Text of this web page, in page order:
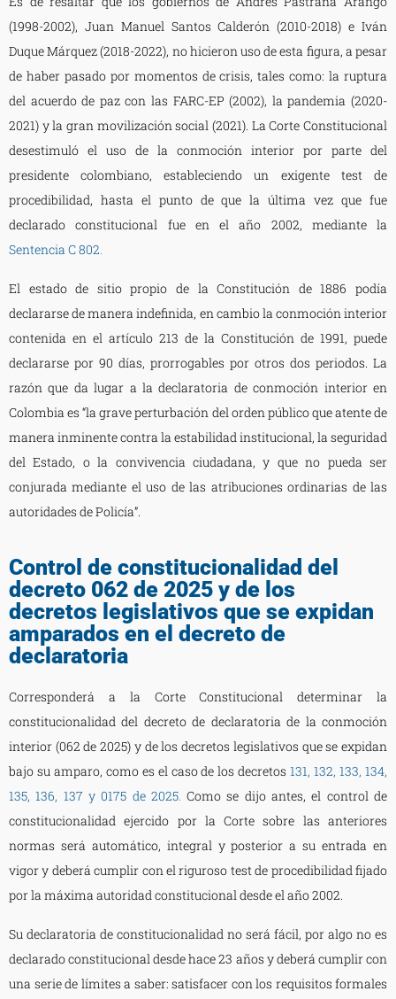
(1998-2002), Juan Manuel Santos Calderón (2010-2018) e Iván
Duque Márquez (2018-2022), no hicieron uso de esta figura, a pesar
de haber pasado por momentos de crisis, tales como: la ruptura
del acuerdo de paz con las FARC-EP (2002), la pandemia (2020-
2021) y la gran movilización social (2021). La Corte Constitucional
desestimuló el uso de la conmoción interior por parte del
presidente colombiano, estableciendo un exigente test de
procedibilidad, hasta el punto de que la última vez que fue
declarado constitucional fue en el año 2002, mediante la
Sentencia C 802.
El estado de sitio propio de la Constitución de 1886 podía
declararse de manera indefinida, en cambio la conmoción interior
contenida en el artículo 213 de la Constitución de 1991, puede
declararse por 90 días, prorrogables por otros dos periodos. La
razón que da lugar a la declaratoria de conmoción interior en
Colombia es “la grave perturbación del orden público que atente de
manera inminente contra la estabilidad institucional, la seguridad
del Estado, o la convivencia ciudadana, y que no pueda ser
conjurada mediante el uso de las atribuciones ordinarias de las
autoridades de Policía”.
Control de constitucionalidad del
decreto 062 de 2025 y de los
decretos legislativos que se expidan
amparados en el decreto de
declaratoria
Corresponderá a la Corte Constitucional determinar la
constitucionalidad del decreto de declaratoria de la conmoción
interior (062 de 2025) y de los decretos legislativos que se expidan
bajo su amparo, como es el caso de los decretos 131, 132, 133, 134,
135, 136, 137 y 0175 de 2025.Como se dijo antes, el control de
constitucionalidad ejercido por la Corte sobre las anteriores
normas será automático, integral y posterior a su entrada en
vigor y deberá cumplir con el riguroso test de procedibilidad fijado
por la máxima autoridad constitucional desde el año 2002.
Su declaratoria de constitucionalidad no será fácil, por algo no es
declarado constitucional desde hace 23 años y deberá cumplir con
una serie de límites a saber: satisfacer con los requisitos formales